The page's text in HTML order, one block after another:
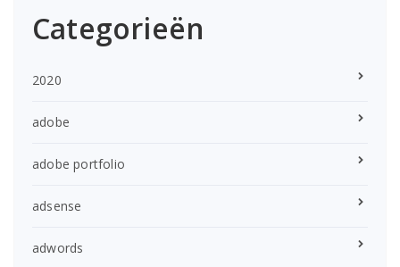
Categorieën
2020
adobe
adobe portfolio
adsense
adwords